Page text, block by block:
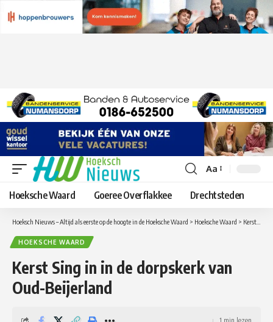
Lettergrootte
aanpassen
Aa
Hoeksche Waard Goeree Overflakkee Drechtsteden
Hoeksch Nieuws – Altijd als eerste op de hoogte in de Hoeksche Waard > Hoeksche Waard > Kerst Sing in in de dorpskerk van Oud-Beijerland
HOEKSCHE WAARD
Kerst Sing in in de dorpskerk van
Oud-Beijerland